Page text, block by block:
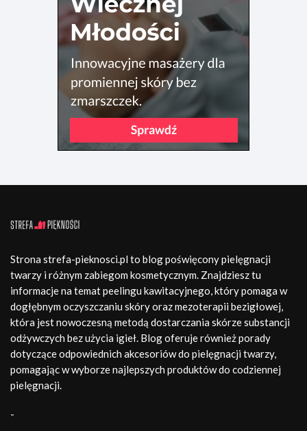
Strona strefa-pieknosci.pl to blog poświęcony pielęgnacji
twarzy i różnym zabiegom kosmetycznym. Znajdziesz tu
informacje na temat peelingu kawitacyjnego, który pomaga w
dogłębnym oczyszczaniu skóry oraz mezoterapii bezigłowej,
która jest nowoczesną metodą dostarczania skórze substancji
odżywczych bez użycia igieł. Blog oferuje również porady
dotyczące odpowiednich akcesoriów do pielęgnacji twarzy,
pomagając w wyborze najlepszych produktów do codziennej
pielęgnacji.
-